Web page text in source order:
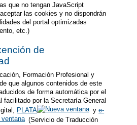
que no tengan JavaScript
las cookies y no dispondrán
del portal optimizadas
etc.)
de
Formación Profesional y
que algunos contenidos de este
de forma automática por el
facilitado por la Secretaría General
PLATA ye-
(Servicio de Traducción